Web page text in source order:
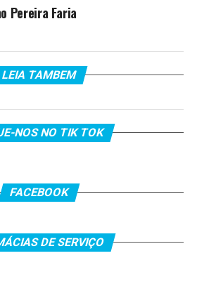
Pereira Faria
LEIA TAMBEM
NOS NO TIK TOK
FACEBOOK
DE SERVIÇO